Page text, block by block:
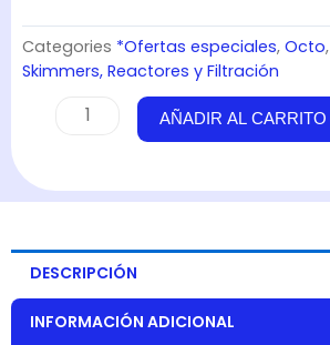
Categories *Ofertas especiales, Octo,
Skimmers, Reactores y Filtración
Skimmer
-
cantidad
AÑADIR AL CARRITO
DESCRIPCIÓN
INFORMACIÓN ADICIONAL